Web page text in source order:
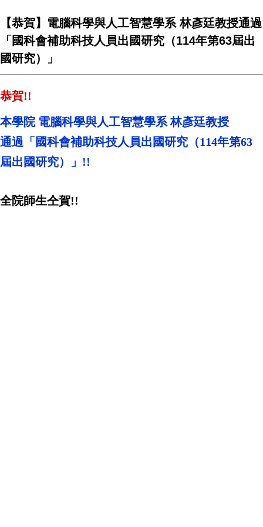
【恭賀】電腦科學與人工智慧學系 林彥廷教授通過
「國科會補助科技人員出國研究（114年第63屆出
國研究）」
恭賀!!
本學院 電腦科學與人工智慧學系 林彥廷教授
通過「國科會補助科技人員出國研究（114年第63
屆出國研究）」!!
全院師生仝賀!!